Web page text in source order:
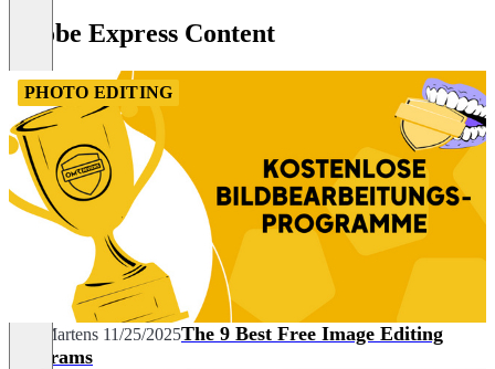
Adobe Express Content
PHOTO EDITING
Nils Martens 11/25/2025The 9 Best Free Image Editing
Programs